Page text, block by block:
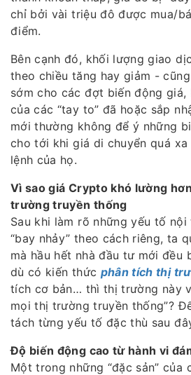
chỉ bởi vài triệu đô được mua/
điểm.
Bên cạnh đó, khối lượng giao
theo chiều tăng hay giảm -
sớm cho các đợt biến động
của các “tay to” đã hoặc sắp
mới thường không để ý những
cho tới khi giá di chuyển quá
lệnh của họ.
Vì sao giá Crypto khó lường
trường truyền thống
Sau khi làm rõ những yếu tố
“bay nhảy” theo cách riêng, ta
mà hầu hết nhà đầu tư mới đều
dù có kiến thức phân tích thị
tích cơ bản… thì thị trường này
mọi thị trường truyền thống”?
tách từng yếu tố đặc thù sau
Độ biến động cao từ hành vi
Một trong những “đặc sản” của